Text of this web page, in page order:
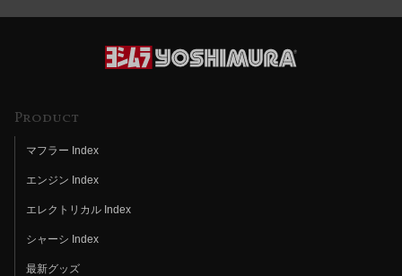
Product
マフラー Index
エンジン Index
エレクトリカル Index
シャーシ Index
最新グッズ